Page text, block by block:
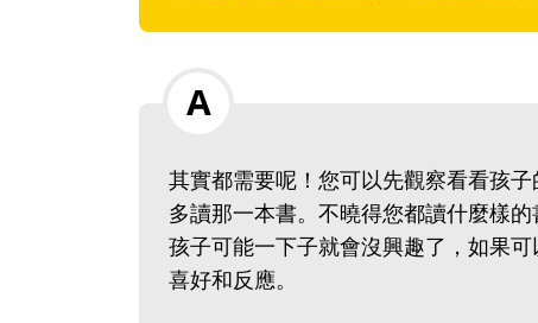
其實都需要呢！您可以先觀察看看孩
多讀那一本書。不曉得您都讀什麼樣
孩子可能一下子就會沒興趣了，如果
喜好和反應。